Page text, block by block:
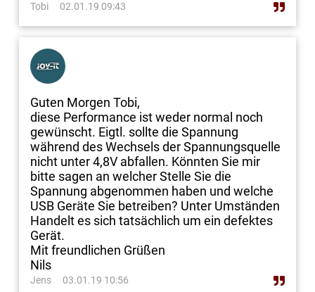
Tobi 02.01.19 09:43
Guten Morgen Tobi,
diese Performance ist weder normal noch
gewünscht. Eigtl. sollte die Spannung
während des Wechsels der Spannungsquelle
nicht unter 4,8V abfallen. Könnten Sie mir
bitte sagen an welcher Stelle Sie die
Spannung abgenommen haben und welche
USB Geräte Sie betreiben? Unter Umständen
Handelt es sich tatsächlich um ein defektes
Gerät.
Mit freundlichen Grüßen
Nils
Jens 03.01.19 10:56